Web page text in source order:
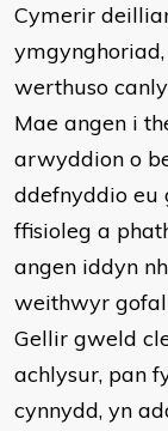
Cymerir
werthuso
Mae angen i
arwyddion o
ddefnyddio eu
ffisioleg a
angen iddyn
weithwyr
Gellir gweld
achlysur, pan
cynnydd, yn